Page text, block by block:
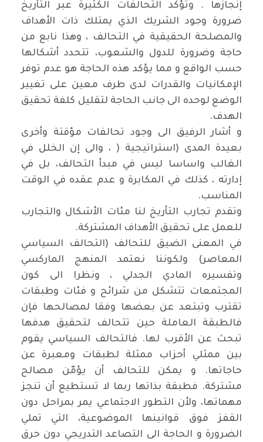
إنجازها . وتؤكد التحالفات الكثيرة عبر التأريخ
ضرورة وجود الشريك الذي يمتلك ذات الأهداف
والمصلحة الحقيقية في التحالف ، وهذا نابع من
حاجة وضرورة للدول والشعوب، تتحدد أشكالها
حسب الواقع و مما يؤكد هذه الحاجة هو عدم توفر
الإمكانيات والقدرات لدى طرف معين على تغيير
الوضع لوحده الى جانب الحاجة لتقليل كلفة تحقيق
الهدف.
و أشار الرفيق الى وجود تحالفات مؤقتة وأخرى
بعيدة المدى (استراتيجية ) ، والى إن الخلل في
الغالب واساسا ليس في مبدأ التحالف، بل في
إدارته ، كذلك في المكابرة و عدم عقده في الوقت
المناسب.
وتقدم تجارب التأريخ لنا مئات الأشكال والتجارب
للعمل على تحقيق الأهداف المشتركة.
في المعنى الضيق للتحالف (التحالف السياسي
المعاصر) ولكوننا نعتمد المنهج الماركسي
وتفسيره المادي الجدلي ، ونظرا الى كون
المجتمعات تتشكل من شرائح و فئات وطبقات
تقترب وتبتعد عن بعضها وفقا لمصالحها فإن
فالطبقة العاملة حين تتحالف لتحقيق هدفها
تبحث عن الأقرب لها. فالتحالف السياسي يقوم
بين ممثلي أحزاب ممثلة لطبقات ومعبرة عن
حاجاتها. و يمكن للتحالف أن يؤمّن مصالح
مشتركة. فطبقة بذاتها ربما لا تستطيع أن تنجز
مهماتها، ولأن التطور الاجتماعي يمر بمراحل دون
القفز فوق قوانينها الموضوعية، التي تملي
الضرورة و الحاجة الى التصاعد التدريجي دون حرق